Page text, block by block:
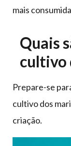
mais
Quais
cultivo
Prepare-se
cultivo dos
criação.